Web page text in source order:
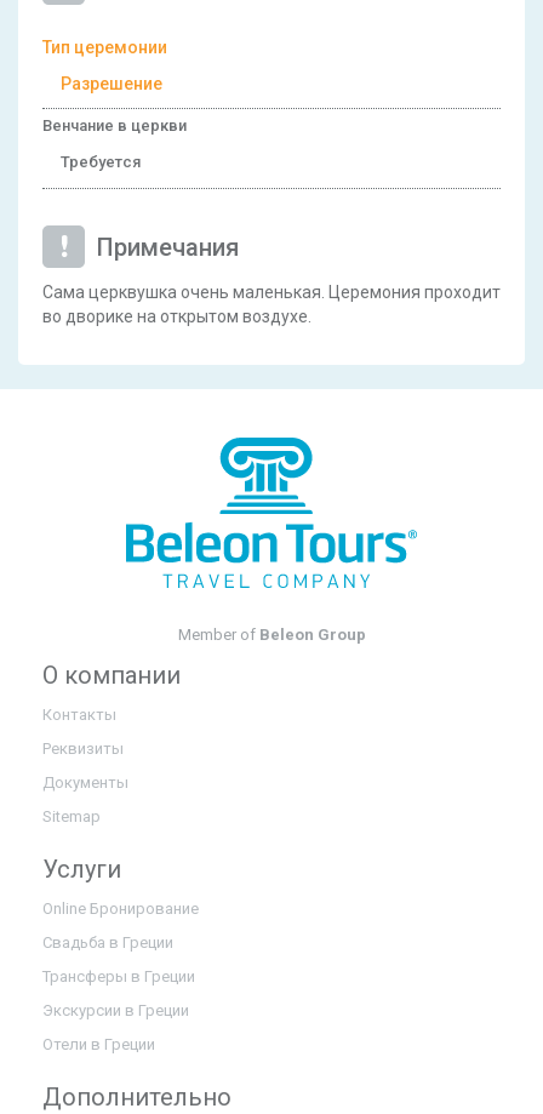
Тип церемонии
Разрешение
Венчание в церкви
Требуется
Примечания
Сама церквушка очень маленькая. Церемония проходит
во дворике на открытом воздухе.
Member of Beleon Group
О компании
Контакты
Реквизиты
Документы
Sitemap
Услуги
Online Бронирование
Свадьба в Греции
Трансферы в Греции
Экскурсии в Греции
Отели в Греции
Дополнительно